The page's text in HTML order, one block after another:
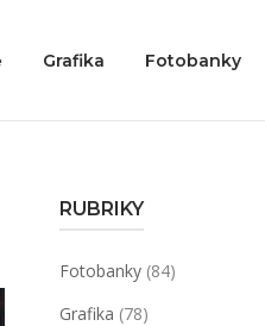
Grafika Fotobanky
RUBRIKY
Fotobanky(84)
Grafika (78)